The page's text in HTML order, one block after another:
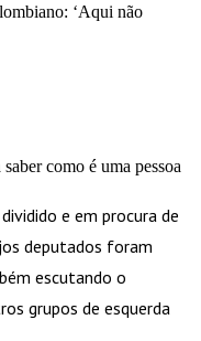
‘Aqui não
como é uma pessoa
e em procura de
deputados foram
escutando o
grupos de esquerda